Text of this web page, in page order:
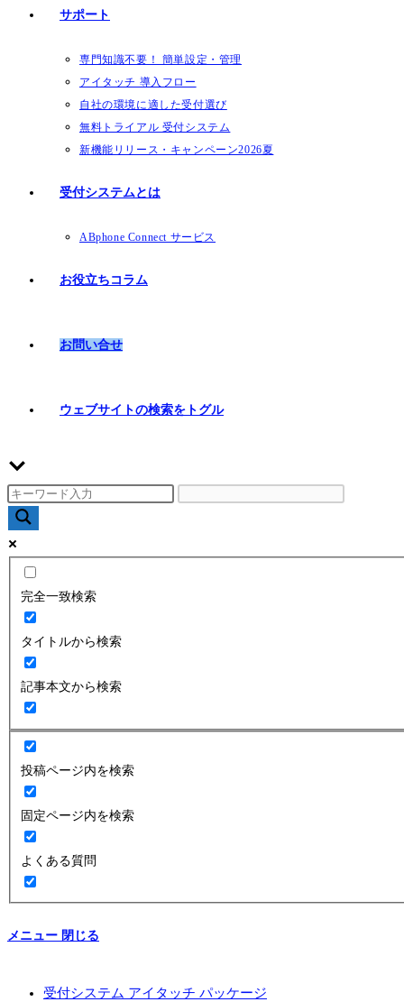
サポート
専門知識不要！ 簡単設定・管理
アイタッチ 導入フロー
自社の環境に適した受付選び
無料トライアル 受付システム
新機能リリース・キャンペーン2026夏
受付システムとは
ABphone Connect サービス
お役立ちコラム
お問い合せ
ウェブサイトの検索をトグル
完全一致検索
タイトルから検索
記事本文から検索
投稿ページ内を検索
固定ページ内を検索
よくある質問
メニュー 閉じる
受付システム アイタッチ パッケージ